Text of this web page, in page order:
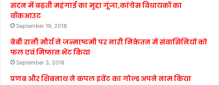
सदन में बढ़ती महंगाई का मुद्दा गूंजा,कांग्रेस विधायकों का
वॉकआउट
September 19, 2018
बेबी रानी मौर्य ने जन्माष्टमी पर नारी निकेतन में संवासिनियों को
फल एवं मिष्ठान भेंट किया
September 3, 2018
प्रणब और शिबनाथ ने कपल इवेंट का गोल्ड अपने नाम किया